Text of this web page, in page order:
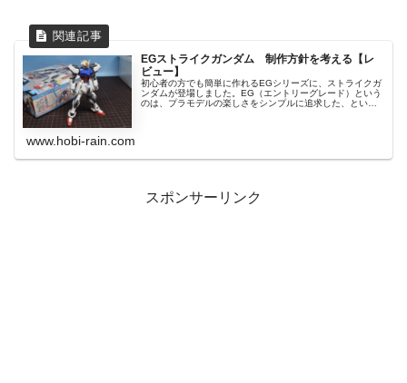
EGストライクガンダム 制作方針を考える【レ
ビュー】
初心者の方でも簡単に作れるEGシリーズに、ストライクガ
ンダムが登場しました。EG（エントリーグレード）という
のは、プラモデルの楽しさをシンプルに追求した、とい
www.hobi-rain.com
スポンサーリンク